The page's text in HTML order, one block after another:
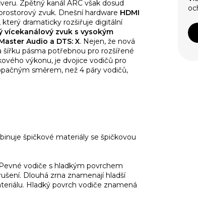
Zpětný kanál ARC však dosud
zvuk. Dnešní hardware HDMI
, který dramaticky rozšiřuje digitální
zvuk s vysokým
Audio a DTS: X. Nejen, že nová
šířku pásma potřebnou pro rozšířené
výkonu, je dvojice vodičů pro
směrem, než 4 páry vodičů,
špičkové materiály se špičkovou
vodiče s hladkým povrchem
Dlouhá zrna znamenají hladší
Hladký povrch vodiče znamená